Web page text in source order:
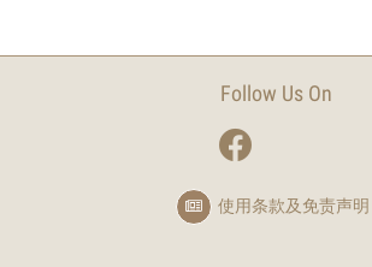
Follow Us On
使用条款及免责声明